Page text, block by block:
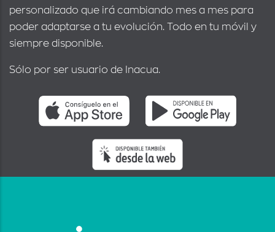
personalizado que irá cambiando mes a mes para
poder adaptarse a tu evolución. Todo en tu móvil y
siempre disponible.
Sólo por ser usuario de Inacua.